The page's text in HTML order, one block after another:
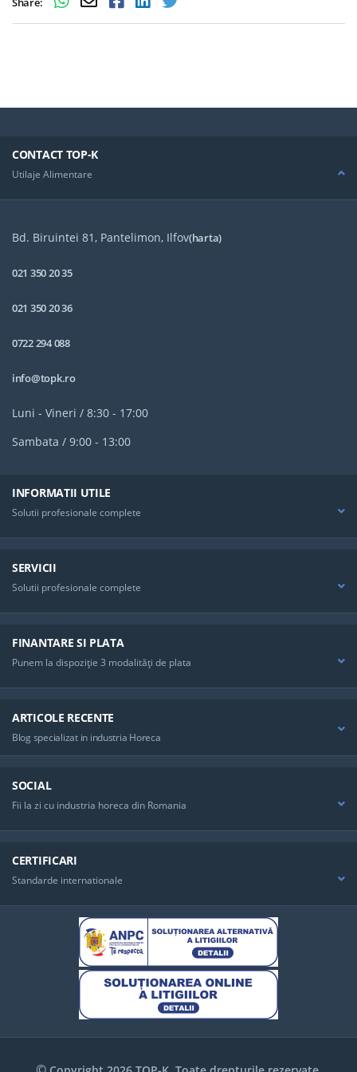
CONTACT TOP-K
Utilaje Alimentare
Bd. Biruintei 81, Pantelimon, Ilfov(harta)
021 350 20 35
021 350 20 36
0722 294 088
info@topk.ro
Luni - Vineri / 8:30 - 17:00
Sambata / 9:00 - 13:00
INFORMATII UTILE
Solutii profesionale complete
SERVICII
Solutii profesionale complete
FINANTARE SI PLATA
Punem la dispoziţie 3 modalităţi de plata
ARTICOLE RECENTE
Blog specializat in industria Horeca
SOCIAL
Fii la zi cu industria horeca din Romania
CERTIFICARI
Standarde internationale